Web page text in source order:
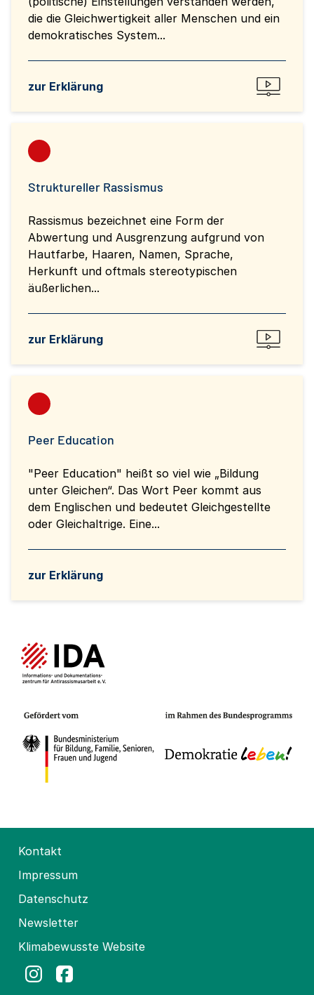
die die Gleichwertigkeit aller Menschen und ein
demokratisches System...
zur Erklärung
Struktureller Rassismus
Rassismus bezeichnet eine Form der
Abwertung und Ausgrenzung aufgrund von
Hautfarbe, Haaren, Namen, Sprache,
Herkunft und oftmals stereotypischen
äußerlichen...
zur Erklärung
Peer Education
"Peer Education" heißt so viel wie „Bildung
unter Gleichen“. Das Wort Peer kommt aus
dem Englischen und bedeutet Gleichgestellte
oder Gleichaltrige. Eine...
zur Erklärung
Kontakt
Impressum
Datenschutz
Newsletter
Klimabewusste Website